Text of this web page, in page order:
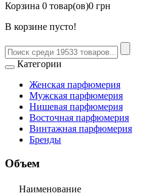
Корзина 0 товар(ов)0 грн
В корзине пусто!
Категории
Женская парфюмерия
Мужская парфюмерия
Нишевая парфюмерия
Восточная парфюмерия
Винтажная парфюмерия
Бренды
Объем
Наименование